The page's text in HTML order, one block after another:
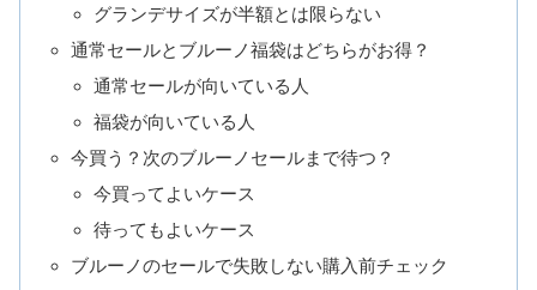
グランデサイズが半額とは限らない
通常セールとブルーノ福袋はどちらがお得？
通常セールが向いている人
福袋が向いている人
今買う？次のブルーノセールまで待つ？
今買ってよいケース
待ってもよいケース
ブルーノのセールで失敗しない購入前チェック